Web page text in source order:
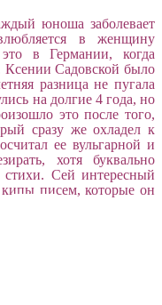
юноша заболевает
в женщину
в Германии, когда
Ксении Садовской было
разница не пугала
на долгие 4 года, но
это после того,
сразу же охладел к
ее вульгарной и
хотя буквально
Сей интересный
писем, которые он